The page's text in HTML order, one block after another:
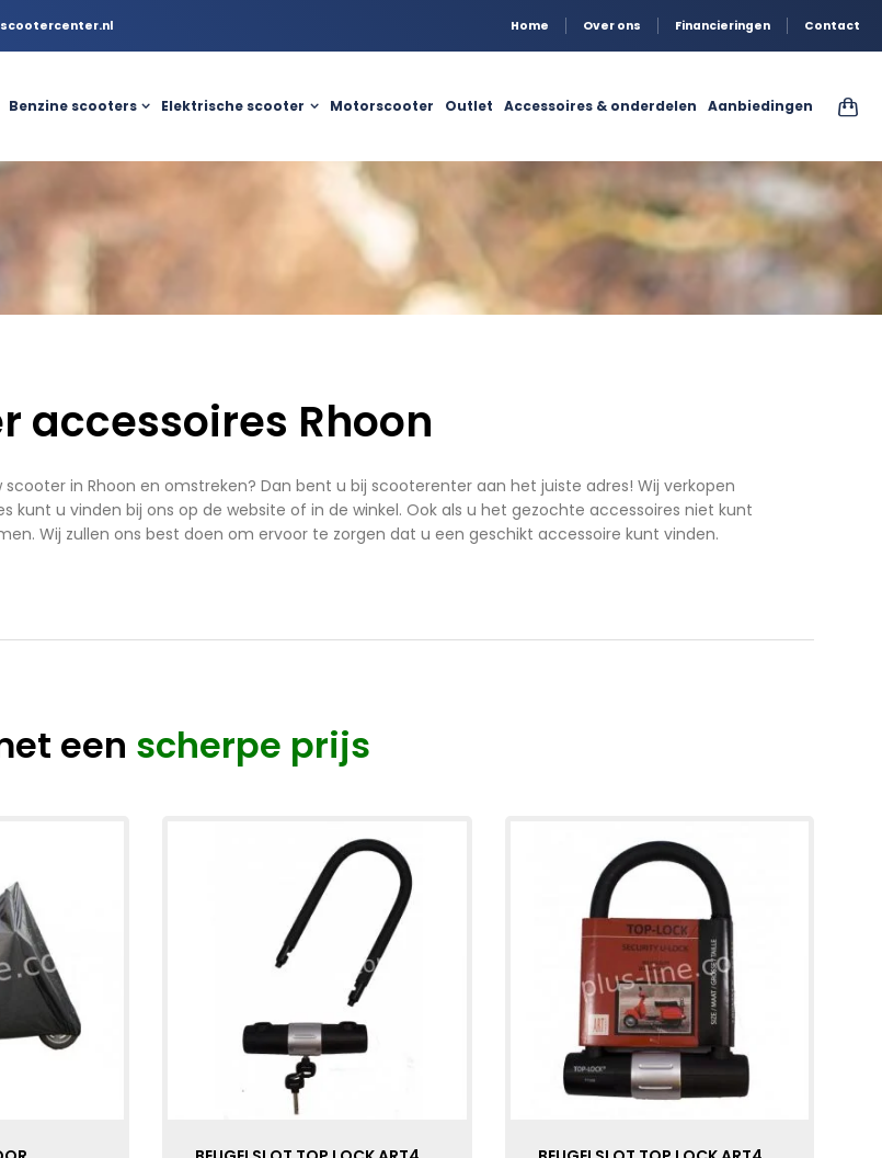
Home Over ons Financieringen Contact
Benzine scooters Elektrische scooter Motorscooter Outlet Accessoires & onderdelen Aanbiedingen
accessoires Rhoon
in Rhoon en omstreken? Dan bent u bij scooterenter aan het juiste adres! Wij verkopen
kunt u vinden bij ons op de website of in de winkel. Ook als u het gezochte accessoires niet kunt
Wij zullen ons best doen om ervoor te zorgen dat u een geschikt accessoire kunt vinden.
een scherpe prijs